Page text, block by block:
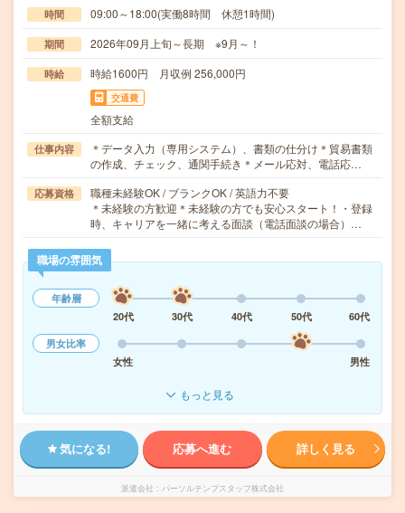
時間 09:00～18:00(実働8時間 休憩1時間)
期間 2026年09月上旬～長期 ※9月～！
時給 時給1600円 月収例 256,000円
交通費
全額支給
仕事内容
＊データ入力（専用システム）、書類の仕分け＊貿易書類
の作成、チェック、通関手続き＊メール応対、電話応…
応募資格
職種未経験OK / ブランクOK / 英語力不要
＊未経験の方歓迎＊未経験の方でも安心スタート！・登録
時、キャリアを一緒に考える面談（電話面談の場合）…
職場の雰囲気
年齢層
20代
30代 40代 50代
60代
男女比率
女性
男性
もっと見る
気になる! 応募へ進む 詳しく見る
派遣会社 パーソルテンプスタッフ株式会社